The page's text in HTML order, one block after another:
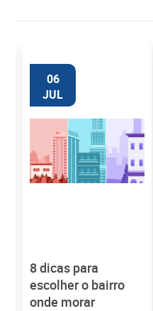
06
JUL
8 dicas para
escolher o bairro
onde morar